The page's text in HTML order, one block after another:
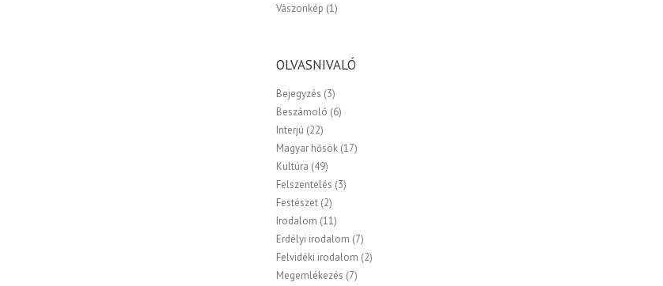
Vászonkép (1)
OLVASNIVALÓ
Bejegyzés (3)
Beszámoló (6)
Interjú (22)
Magyar hősök (17)
Kultúra (49)
Felszentelés (3)
Festészet (2)
Irodalom (11)
Erdélyi irodalom (7)
Felvidéki irodalom (2)
Megemlékezés (7)